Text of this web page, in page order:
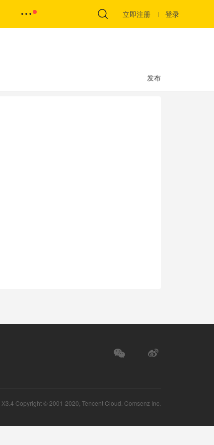
立即注册 登录
发布
X3.4 Copyright © 2001-2020, Tencent Cloud. Comsenz Inc.